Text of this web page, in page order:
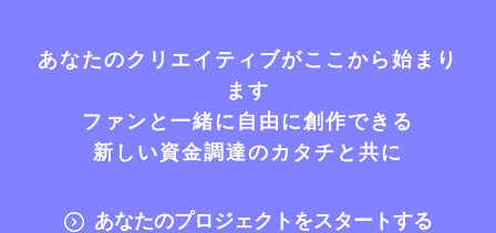
あなたのクリエイティブがここから始まり
ます
ファンと一緒に自由に創作できる
新しい資金調達のカタチと共に
あなたのプロジェクトをスタートする